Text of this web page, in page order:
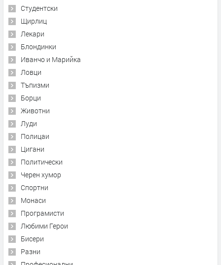
Студентски
Щирлиц
Лекари
Блондинки
Иванчо и Марийка
Ловци
Тъпизми
Борци
Животни
Луди
Полицаи
Цигани
Политически
Черен хумор
Спортни
Монаси
Програмисти
Любими Герои
Бисери
Разни